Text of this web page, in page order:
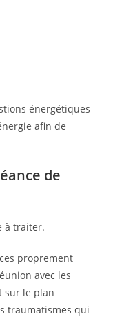
énergétiques
afin de
de
à traiter.
proprement
avec les
sur le plan
traumatismes qui